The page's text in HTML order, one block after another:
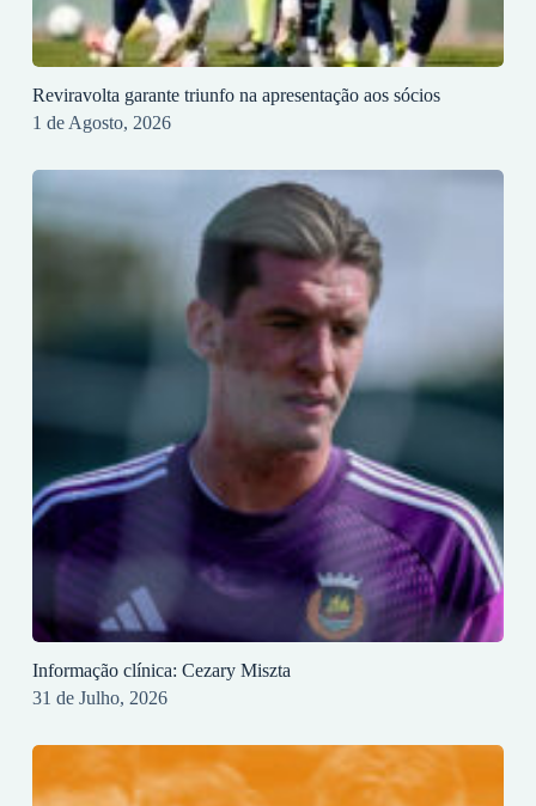
Reviravolta garante triunfo na apresentação aos sócios
1 de Agosto, 2026
Informação clínica: Cezary Miszta
31 de Julho, 2026